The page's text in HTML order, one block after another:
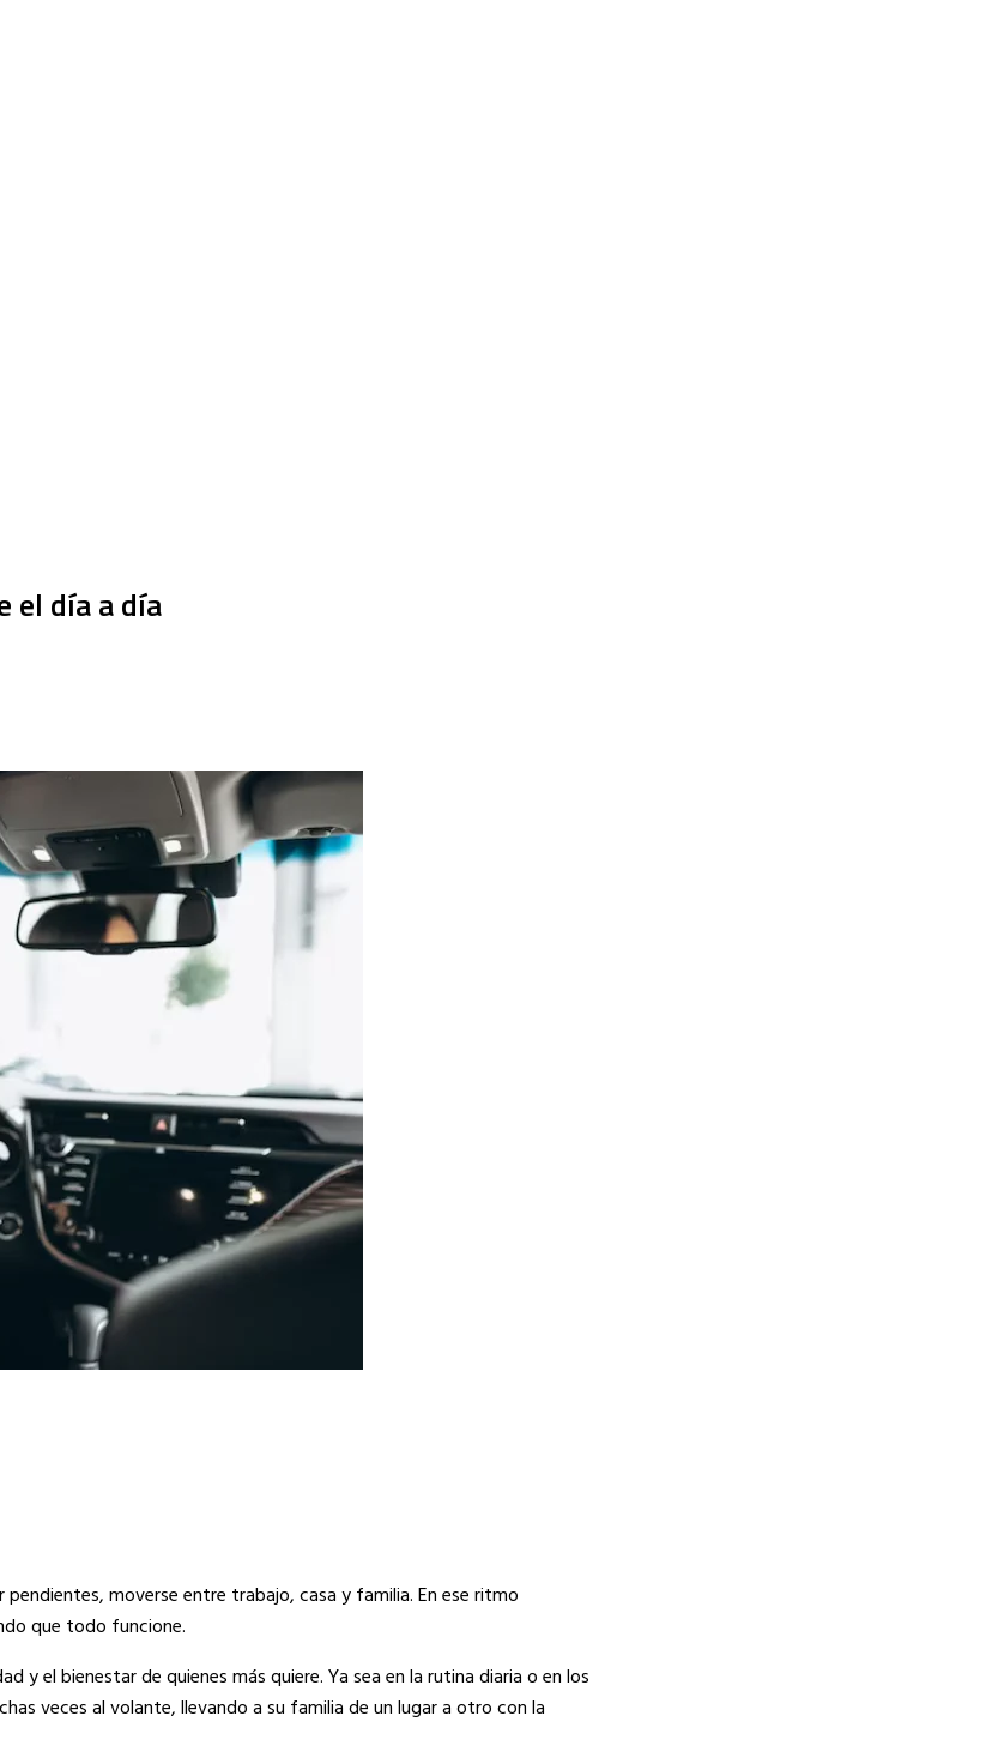
el día a día
moverse entre trabajo, casa y familia. En ese ritmo
que todo funcione.
y el bienestar de quienes más quiere. Ya sea en la rutina diaria o en los
veces al volante, llevando a su familia de un lugar a otro con la